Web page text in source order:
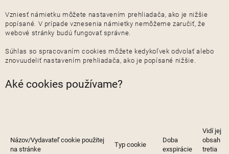
Vzniesť námietku môžete nastavením prehliadača, ako je nižšie
popísané. V prípade vznesenia námietky nemôžeme zaručiť, že
webové stránky budú fungovať správne.
Súhlas so spracovaním cookies môžete kedykoľvek odvolať alebo
znovuudeliť nastavením prehliadača, ako je popísané nižšie.
Aké cookies používame?
Názov/Vydavateľ cookie použitej
na stránke
Typ cookie
Doba
exspirácie
Vidí jej
obsah
tretia